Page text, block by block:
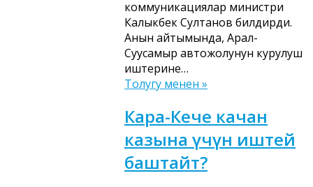
коммуникациялар министри
Калыкбек Султанов билдирди.
Анын айтымында, Арал-
Суусамыр автожолунун курулуш
иштерине…
Толугу менен »
Кара-Кече качан
казына үчүн иштей
баштайт?